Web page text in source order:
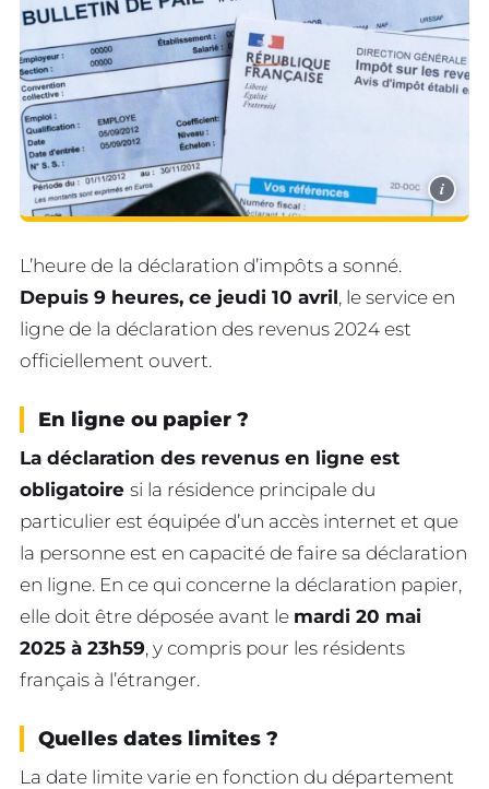
i
L’heure de la déclaration d’impôts a sonné.
Depuis 9 heures, ce jeudi 10 avril, le service en
ligne de la déclaration des revenus 2024 est
officiellement ouvert.
En ligne ou papier ?
La déclaration des revenus en ligne est
obligatoire si la résidence principale du
particulier est équipée d’un accès internet et que
la personne est en capacité de faire sa déclaration
en ligne. En ce qui concerne la déclaration papier,
elle doit être déposée avant le mardi 20 mai
2025 à 23h59, y compris pour les résidents
français à l’étranger.
Quelles dates limites ?
La date limite varie en fonction du département